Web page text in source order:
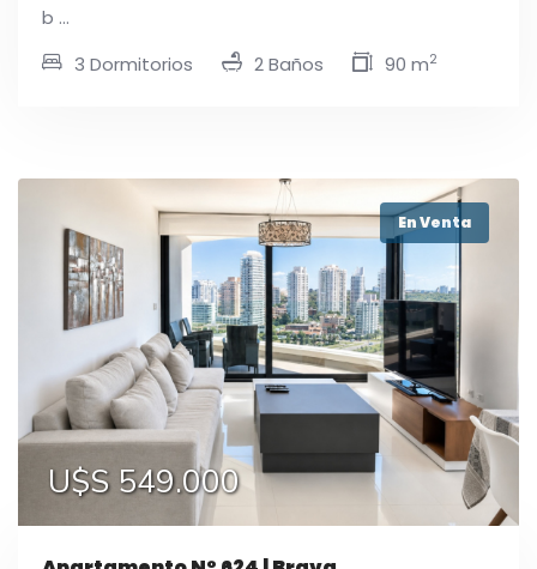
b ...
3 Dormitorios
2 Baños 90 m2
En Venta
U$S 549.000